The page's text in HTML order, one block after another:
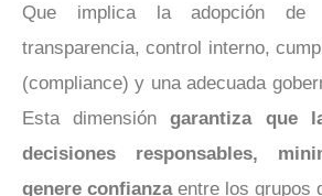
Que implica la adopción de
transparencia, control interno,
(compliance) y una adecuada
Esta dimensióngarantiza que
decisiones responsables,
genere confianzaentre los grupos